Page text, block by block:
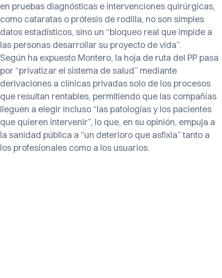
en pruebas diagnósticas e intervenciones quirúrgicas,
como cataratas o prótesis de rodilla, no son simples
datos estadísticos, sino un “bloqueo real que impide a
las personas desarrollar su proyecto de vida”.
Según ha expuesto Montero, la hoja de ruta del PP pasa
por “privatizar el sistema de salud” mediante
derivaciones a clínicas privadas solo de los procesos
que resultan rentables, permitiendo que las compañías
lleguen a elegir incluso “las patologías y los pacientes
que quieren intervenir”, lo que, en su opinión, empuja a
la sanidad pública a “un deterioro que asfixia” tanto a
los profesionales como a los usuarios.